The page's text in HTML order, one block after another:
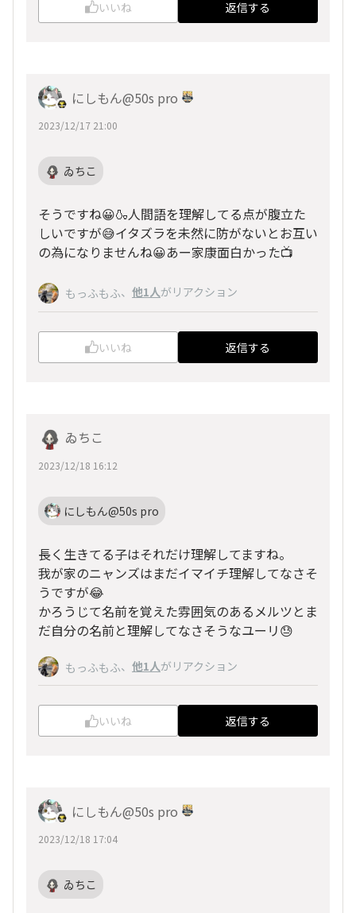
いいね 返信する
にしもん@50s pro
2023/12/17 21:00
ゐちこ
そうですね😀🍶人間語を理解してる点が腹立た
しいですが😅イタズラを未然に防がないとお互い
の為になりませんね😀あー家康面白かった📺
もっふもふ、 他1人がリアクション
いいね 返信する
ゐちこ
2023/12/18 16:12
にしもん@50s pro
長く生きてる子はそれだけ理解してますね。
我が家のニャンズはまだイマイチ理解してなさそ
うですが😂
かろうじて名前を覚えた雰囲気のあるメルツとま
だ自分の名前と理解してなさそうなユーリ😓
もっふもふ、 他1人がリアクション
いいね 返信する
にしもん@50s pro
2023/12/18 17:04
ゐちこ